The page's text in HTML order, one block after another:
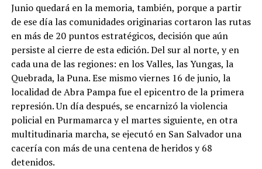
Junio quedará en la memoria, también, porque a partir
de ese día las comunidades originarias cortaron las rutas
en más de 20 puntos estratégicos, decisión que aún
persiste al cierre de esta edición. Del sur al norte, y en
cada una de las regiones: en los Valles, las Yungas, la
Quebrada, la Puna. Ese mismo viernes 16 de junio, la
localidad de Abra Pampa fue el epicentro de la primera
represión. Un día después, se encarnizó la violencia
policial en Purmamarca y el martes siguiente, en otra
multitudinaria marcha, se ejecutó en San Salvador una
cacería con más de una centena de heridos y 68
detenidos.